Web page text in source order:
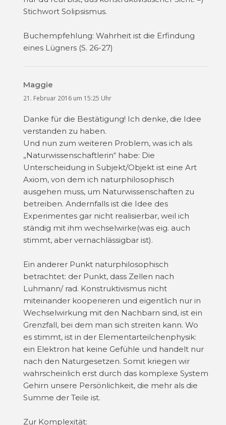
Stichwort Solipsismus.
Buchempfehlung: Wahrheit ist die Erfindung
eines Lügners (S. 26-27)
Maggie
21. Februar 2016 um 15:25 Uhr
Danke für die Bestätigung! Ich denke, die Idee
verstanden zu haben.
Und nun zum weiteren Problem, was ich als
„Naturwissenschaftlerin“ habe: Die
Unterscheidung in Subjekt/Objekt ist eine Art
Axiom, von dem ich naturphilosophisch
ausgehen muss, um Naturwissenschaften zu
betreiben. Andernfalls ist die Idee des
Experimentes gar nicht realisierbar, weil ich
ständig mit ihm wechselwirke(was eig. auch
stimmt, aber vernachlässigbar ist).
Ein anderer Punkt naturphilosophisch
betrachtet: der Punkt, dass Zellen nach
Luhmann/ rad. Konstruktivismus nicht
miteinander kooperieren und eigentlich nur in
Wechselwirkung mit den Nachbarn sind, ist ein
Grenzfall, bei dem man sich streiten kann. Wo
es stimmt, ist in der Elementarteilchenphysik:
ein Elektron hat keine Gefühle und handelt nur
nach den Naturgesetzen. Somit kriegen wir
wahrscheinlich erst durch das komplexe System
Gehirn unsere Persönlichkeit, die mehr als die
Summe der Teile ist.
Zur Komplexität: